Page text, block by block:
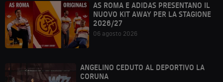
AS ROMA E ADIDAS PRESENTANO IL
NUOVO KIT AWAY PER LA STAGIONE
2026/27
06 agosto 2026
ANGELINO CEDUTO AL DEPORTIVO LA
CORUNA